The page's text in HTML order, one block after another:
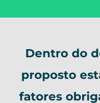
Dentro do
proposto
fatores